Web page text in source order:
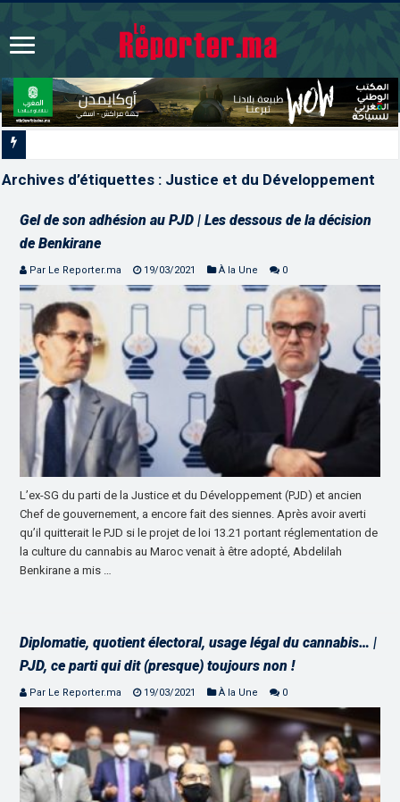
Archives d’étiquettes : Justice et du Développement
Gel de son adhésion au PJD | Les dessous de la décision
de Benkirane
Par Le Reporter.ma 19/03/2021 À la Une 0
L’ex-SG du parti de la Justice et du Développement (PJD) et ancien
Chef de gouvernement, a encore fait des siennes. Après avoir averti
qu’il quitterait le PJD si le projet de loi 13.21 portant réglementation de
la culture du cannabis au Maroc venait à être adopté, Abdelilah
Benkirane a mis …
Diplomatie, quotient électoral, usage légal du cannabis… |
PJD, ce parti qui dit (presque) toujours non !
Par Le Reporter.ma 19/03/2021 À la Une 0